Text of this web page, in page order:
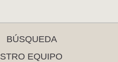
BÚSQUEDA
EQUIPO